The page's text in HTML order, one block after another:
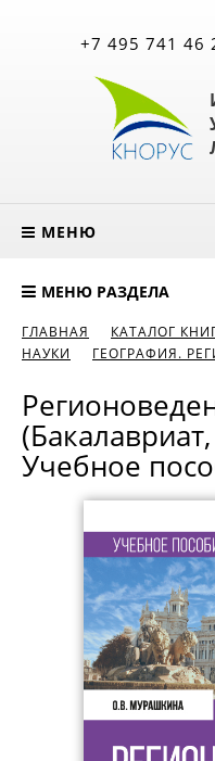
+7 495 741 46
МЕНЮ
МЕНЮ РАЗДЕЛА
ГЛАВНАЯ КАТАЛОГ
НАУКИ
ГЕОГРАФИЯ.
Учебное